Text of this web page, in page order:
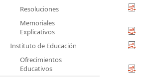
Resoluciones
Memoriales
Explicativos
Instituto de Educación
Ofrecimientos
Educativos